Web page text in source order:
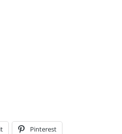
Pinterest